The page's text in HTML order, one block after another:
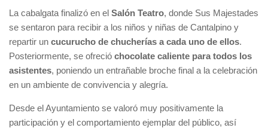
La cabalgata finalizó en el Salón Teatro, donde Sus Majestades
se sentaron para recibir a los niños y niñas de Cantalpino y
repartir un cucurucho de chucherías a cada uno de ellos.
Posteriormente, se ofreció chocolate caliente para todos los
asistentes, poniendo un entrañable broche final a la celebración
en un ambiente de convivencia y alegría.
Desde el Ayuntamiento se valoró muy positivamente la
participación y el comportamiento ejemplar del público, así